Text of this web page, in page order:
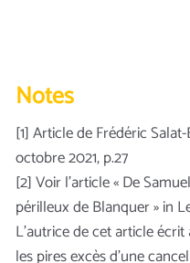
Notes
[1] Article de Frédéric
octobre 2021, p.27
[2] Voir l’article « De
périlleux de Blanquer » in
L’autrice de cet article
les pires excès d’une